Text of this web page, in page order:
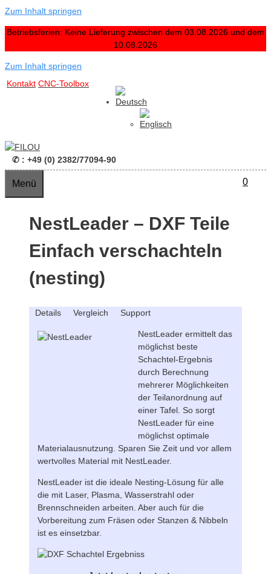
Zum Inhalt springen
Betriebsferien: Keine Lieferung zwischen dem 03.08.2026 und dem
10.08.2026
Zum Inhalt springen
Kontakt CNC-Toolbox
✆ : +49 (0) 2382/77094-90
0
Menü
NestLeader – DXF Teile
Einfach verschachteln
(nesting)
Details Vergleich Support
NestLeader ermittelt das
möglichst beste
Schachtel-Ergebnis
durch Berechnung
mehrerer Möglichkeiten
der Teilanordnung auf
einer Tafel. So sorgt
NestLeader für eine
möglichst optimale
Materialausnutzung. Sparen Sie Zeit und vor allem
wertvolles Material mit NestLeader.
NestLeader ist die ideale Nesting-Lösung für alle
die mit Laser, Plasma, Wasserstrahl oder
Brennschneiden arbeiten. Aber auch für die
Vorbereitung zum Fräsen oder Stanzen & Nibbeln
ist es einsetzbar.